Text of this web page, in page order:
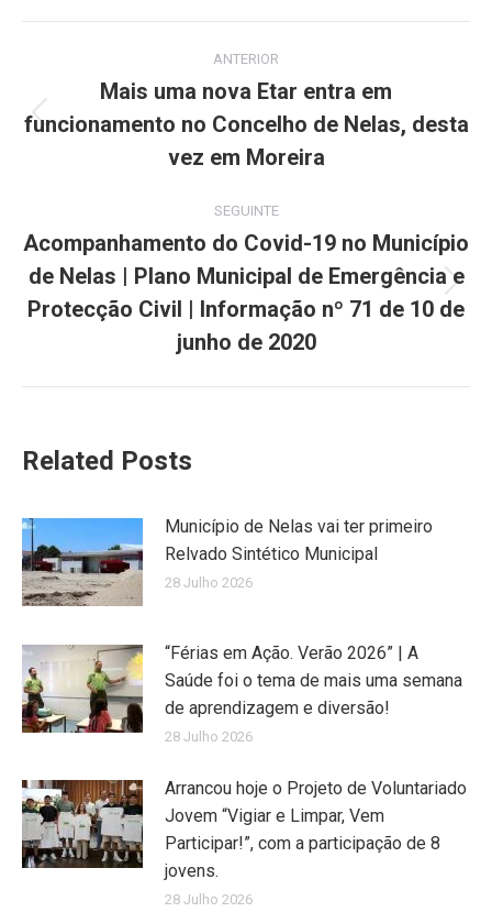
navigation
ANTERIOR
Previous
post:
Mais uma nova Etar entra em
funcionamento no Concelho de Nelas, desta
vez em Moreira
SEGUINTE
Next
post:
Acompanhamento do Covid-19 no Município
de Nelas | Plano Municipal de Emergência e
Protecção Civil | Informação nº 71 de 10 de
junho de 2020
Related Posts
Município de Nelas vai ter primeiro
Relvado Sintético Municipal
28 Julho 2026
“Férias em Ação. Verão 2026” | A
Saúde foi o tema de mais uma semana
de aprendizagem e diversão!
28 Julho 2026
Arrancou hoje o Projeto de Voluntariado
Jovem “Vigiar e Limpar, Vem
Participar!”, com a participação de 8
jovens.
28 Julho 2026